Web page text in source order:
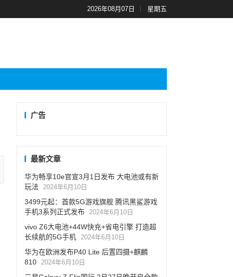
2026年08月07日 星期五
广告
最新文章
华为畅享10e官宣3月1日发布 大电池或有新
玩法 2024年6月10日
3499元起：首款5G游戏旗舰 腾讯黑鲨游戏
手机3系列正式发布 2024年6月10日
vivo Z6大电池+44W快充+省电引擎 打造超
长续航的5G手机 2024年6月10日
华为在欧洲发布P40 Lite 后置四摄+麒麟
810 2024年6月10日